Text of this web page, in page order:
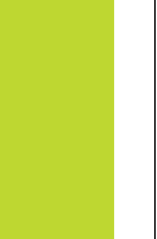
EF (svart rostfritt stål)
som 4.5 av 5 möjliga
EF (svart rostfritt stål)
kombiskåp
EF (svart
som 4.5 av 5 möjliga